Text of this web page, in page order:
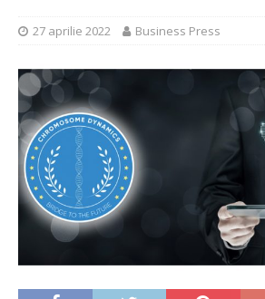
27 aprilie 2022 Business Press